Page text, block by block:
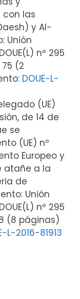
las
y Al-
Unión
nº 295
(2
DOUE-L-
(UE)
de 14 de
se
(UE) nº
Europeo y
atañe a la
de
Unión
nº 295
(8 páginas)
L-2016-81913